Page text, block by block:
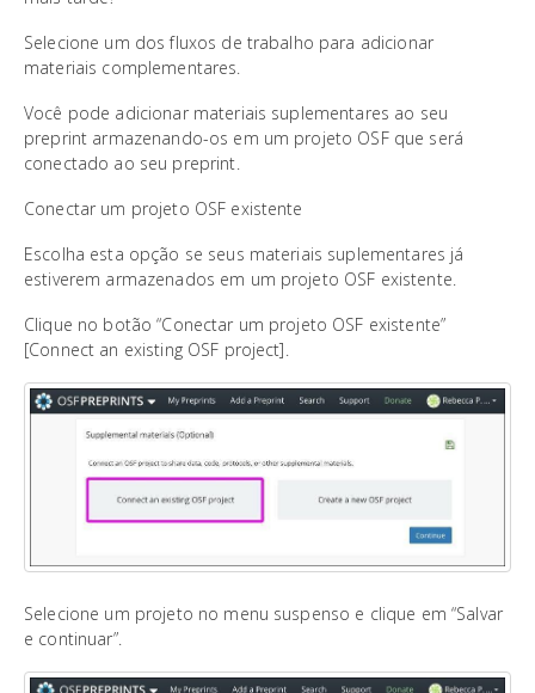
Selecione um dos fluxos de trabalho para adicionar
materiais complementares.
Você pode adicionar materiais suplementares ao seu
preprint armazenando-os em um projeto OSF que será
conectado ao seu preprint.
Conectar um projeto OSF existente
Escolha esta opção se seus materiais suplementares já
estiverem armazenados em um projeto OSF existente.
Clique no botão “Conectar um projeto OSF existente”
[Connect an existing OSF project].
Selecione um projeto no menu suspenso e clique em “Salvar
e continuar”.